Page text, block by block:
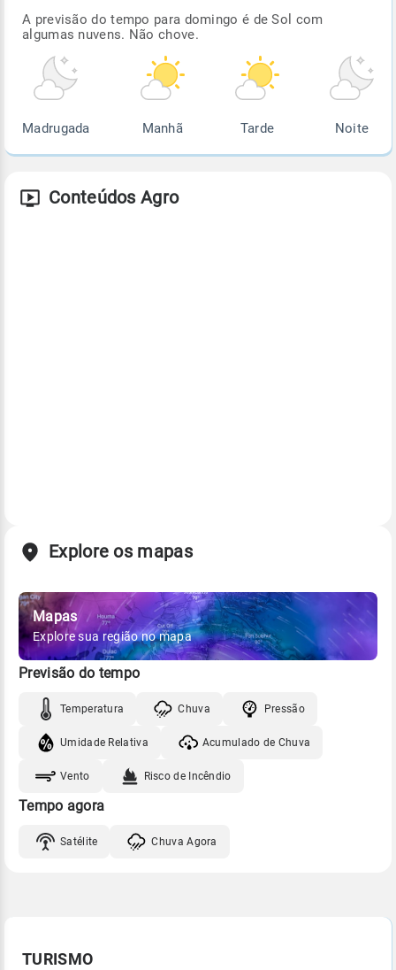
A previsão do tempo para domingo é de Sol com
algumas nuvens. Não chove.
Madrugada Manhã Tarde Noite
Conteúdos Agro
Explore os mapas
Mapas
Explore sua região no mapa
Previsão do tempo
Temperatura Chuva Pressão
Umidade Relativa Acumulado de Chuva
Vento Risco de Incêndio
Tempo agora
Satélite Chuva Agora
TURISMO